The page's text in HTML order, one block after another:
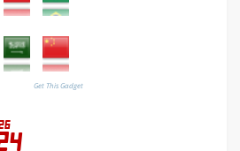
Get This Gadget